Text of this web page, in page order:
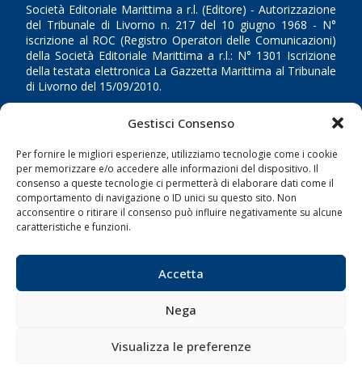
Gestisci Consenso
Per fornire le migliori esperienze, utilizziamo tecnologie come i cookie
per memorizzare e/o accedere alle informazioni del dispositivo. Il
consenso a queste tecnologie ci permetterà di elaborare dati come il
comportamento di navigazione o ID unici su questo sito. Non
acconsentire o ritirare il consenso può influire negativamente su alcune
caratteristiche e funzioni.
Accetta
Nega
Visualizza le preferenze
Società Editoriale Marittima a r.l. (Editore) - Autorizzazione
del Tribunale di Livorno n. 217 del 10 giugno 1968 - N°
iscrizione al ROC (Registro Operatori delle Comunicazioni)
della Società Editoriale Marittima a r.l.: N° 1301 Iscrizione
della testata elettronica La Gazzetta Marittima al Tribunale
di Livorno del 15/09/2010.
LINK
Shipping
Porti/Interporti
Trasporti
Sostenibilità
Compagnie di Navigazione
Blue economy
Chi siamo